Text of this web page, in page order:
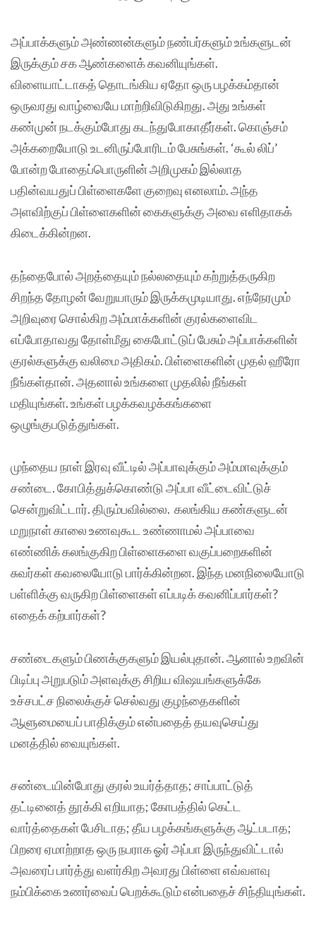
அப்பாக்களும் அண்ணன்களும் நண்பர்களும் உங்களுடன்
இருக்கும் சக ஆண்களைக் கவனியுங்கள்.
விளையாட்டாகத் தொடங்கிய ஏதோ ஒரு பழக்கம்தான்
ஒருவரது வாழ்வையே மாற்றிவிடுகிறது. அது உங்கள்
கண்முன் நடக்கும்போது கடந்துபோகாதீர்கள். கொஞ்சம்
அக்கறையோடு உடனிருப்போரிடம் பேசுங்கள். ‘கூல் லிப்’
போன்ற போதைப்பொருளின் அறிமுகம் இல்லாத
பதின்வயதுப் பிள்ளைகளே குறைவு எனலாம். அந்த
அளவிற்குப் பிள்ளைகளின் கைகளுக்கு அவை எளிதாகக்
கிடைக்கின்றன.
தந்தைபோல் அறத்தையும் நல்லதையும் கற்றுத்தருகிற
சிறந்த தோழன் வேறுயாரும் இருக்கமுடியாது. எந்நேரமும்
அறிவுரை சொல்கிற அம்மாக்களின் குரல்களைவிட
எப்போதாவது தோள்மீது கைபோட்டுப் பேசும் அப்பாக்களின்
குரல்களுக்கு வலிமை அதிகம். பிள்ளைகளின் முதல் ஹீரோ
நீங்கள்தான். அதனால் உங்களை முதலில் நீங்கள்
மதியுங்கள். உங்கள் பழக்கவழக்கங்களை
ஒழுங்குபடுத்துங்கள்.
முந்தைய நாள் இரவு வீட்டில் அப்பாவுக்கும் அம்மாவுக்கும்
சண்டை. கோபித்துக்கொண்டு அப்பா வீட்டைவிட்டுச்
சென்றுவிட்டார். திரும்பவில்லை. கலங்கிய கண்களுடன்
மறுநாள் காலை உணவுகூட உண்ணாமல் அப்பாவை
எண்ணிக் கலங்குகிற பிள்ளைகளை வகுப்பறைகளின்
சுவர்கள் கவலையோடு பார்க்கின்றன. இந்த மனநிலையோடு
பள்ளிக்கு வருகிற பிள்ளைகள் எப்படிக் கவனிப்பார்கள்?
எதைக் கற்பார்கள்?
சண்டைகளும் பிணக்குகளும் இயல்புதான். ஆனால் உறவின்
பிடிப்பு அறுபடும் அளவுக்கு சிறிய விஷயங்களுக்கே
உச்சபட்ச நிலைக்குச் செல்வது குழந்தைகளின்
ஆளுமையைப் பாதிக்கும் என்பதைத் தயவுசெய்து
மனத்தில் வையுங்கள்.
சண்டையின்போது குரல் உயர்த்தாத; சாப்பாட்டுத்
தட்டினைத் தூக்கி எறியாத; கோபத்தில் கெட்ட
வார்த்தைகள் பேசிடாத; தீய பழக்கங்களுக்கு ஆட்படாத;
பிறரை ஏமாற்றாத ஒரு நபராக ஓர் அப்பா இருந்துவிட்டால்
அவரைப் பார்த்து வளர்கிற அவரது பிள்ளை எவ்வளவு
நம்பிக்கை உணர்வைப் பெறக்கூடும் என்பதைச் சிந்தியுங்கள்.